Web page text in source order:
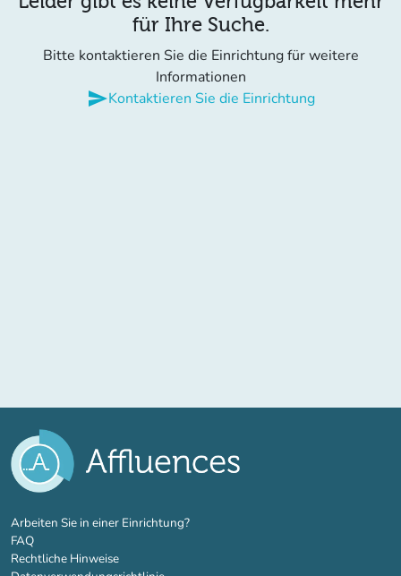
für Ihre Suche.
Bitte kontaktieren Sie die Einrichtung für weitere
Informationen
sendKontaktieren Sie die Einrichtung
Arbeiten Sie in einer Einrichtung?(new tab)
FAQ
Rechtliche Hinweise